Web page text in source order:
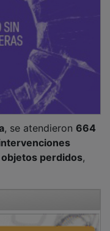
perdidos